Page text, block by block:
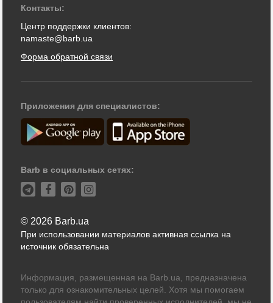
Контакты:
Центр поддержки клиентов:
namaste@barb.ua
Форма обратной связи
Приложения для специалистов:
Barb в социальных сетях:
© 2026 Barb.ua
При использовании материалов активная ссылка на
источник обязательна
Информация, размещенная на Barb.ua, предназначена
только для ознакомительных целей. Хотя мы помогаем